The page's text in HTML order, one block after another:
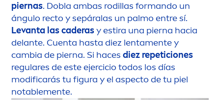
piernas. Dobla ambas rodillas formando un
ángulo recto y sepáralas un palmo entre sí.
Levanta las caderasy estira una pierna hacia
delante. Cuenta hasta diez lentamente y
cambia de pierna. Si haces diez repeticiones
regulares de este ejercicio todos los días
modificarás tu figura y el aspecto de tu piel
notablemente.